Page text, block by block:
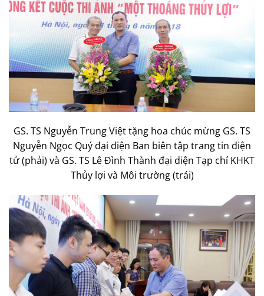
GS. TS Nguyễn Trung Việt tặng hoa chúc mừng GS. TS
Nguyễn Ngọc Quý đại diện Ban biên tập trang tin điện
tử (phải) và GS. TS Lê Đình Thành đại diện Tạp chí KHKT
Thủy lợi và Môi trường (trái)